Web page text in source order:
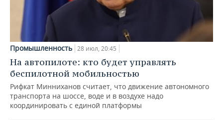
Промышленность 28 июл, 20:45
На автопилоте: кто будет управлять
беспилотной мобильностью
Рифкат Минниханов считает, что движение автономного
транспорта на шоссе, воде и в воздухе надо
координировать с единой платформы